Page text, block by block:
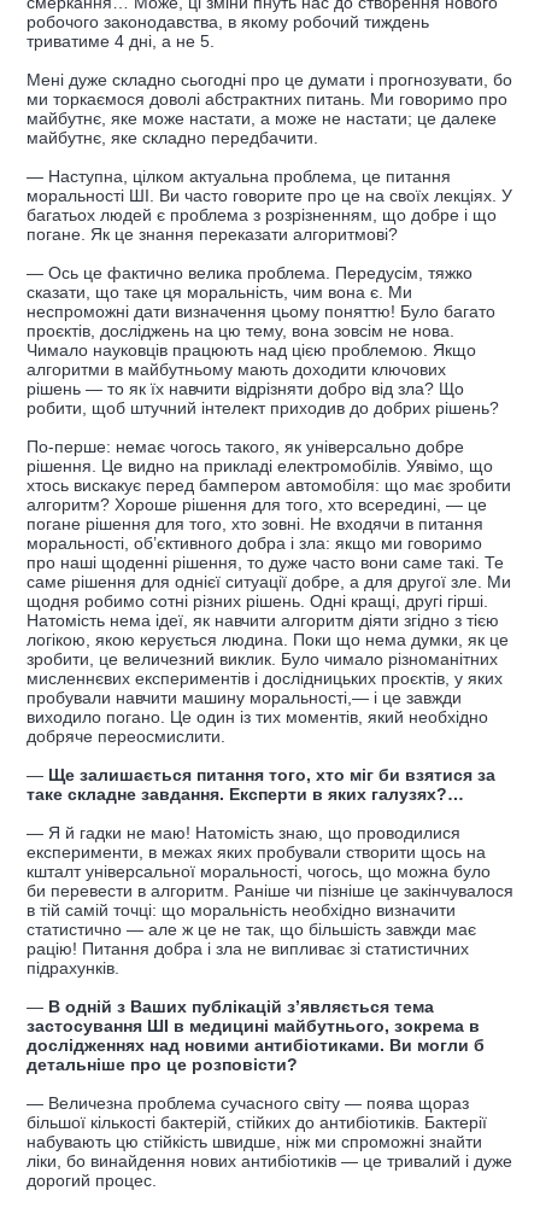
робочого законодавства, в якому робочий тиждень
триватиме 4 дні, а не 5.
Мені дуже складно сьогодні про це думати і прогнозувати, бо
ми торкаємося доволі абстрактних питань. Ми говоримо про
майбутнє, яке може настати, а може не настати; це далеке
майбутнє, яке складно передбачити.
— Наступна, цілком актуальна проблема, це питання
моральності ШІ. Ви часто говорите про це на своїх лекціях. У
багатьох людей є проблема з розрізненням, що добре і що
погане. Як це знання переказати алгоритмові?
— Ось це фактично велика проблема. Передусім, тяжко
сказати, що таке ця моральність, чим вона є. Ми
неспроможні дати визначення цьому поняттю! Було багато
проєктів, досліджень на цю тему, вона зовсім не нова.
Чимало науковців працюють над цією проблемою. Якщо
алгоритми в майбутньому мають доходити ключових
рішень — то як їх навчити відрізняти добро від зла? Що
робити, щоб штучний інтелект приходив до добрих рішень?
По-перше: немає чогось такого, як універсально добре
рішення. Це видно на прикладі електромобілів. Уявімо, що
хтось вискакує перед бампером автомобіля: що має зробити
алгоритм? Хороше рішення для того, хто всередині, — це
погане рішення для того, хто зовні. Не входячи в питання
моральності, об’єктивного добра і зла: якщо ми говоримо
про наші щоденні рішення, то дуже часто вони саме такі. Те
саме рішення для однієї ситуації добре, а для другої зле. Ми
щодня робимо сотні різних рішень. Одні кращі, другі гірші.
Натомість нема ідеї, як навчити алгоритм діяти згідно з тією
логікою, якою керується людина. Поки що нема думки, як це
зробити, це величезний виклик. Було чимало різноманітних
мисленнєвих експериментів і дослідницьких проєктів, у яких
пробували навчити машину моральності,— і це завжди
виходило погано. Це один із тих моментів, який необхідно
добряче переосмислити.
— Ще залишається питання того, хто міг би взятися за
таке складне завдання. Експерти в яких галузях?…
— Я й гадки не маю! Натомість знаю, що проводилися
експерименти, в межах яких пробували створити щось на
кшталт універсальної моральності, чогось, що можна було
би перевести в алгоритм. Раніше чи пізніше це закінчувалося
в тій самій точці: що моральність необхідно визначити
статистично — але ж це не так, що більшість завжди має
рацію! Питання добра і зла не випливає зі статистичних
підрахунків.
— В одній з Ваших публікацій з’являється тема
застосування ШІ в медицині майбутнього, зокрема в
дослідженнях над новими антибіотиками. Ви могли б
детальніше про це розповісти?
— Величезна проблема сучасного світу — поява щораз
більшої кількості бактерій, стійких до антибіотиків. Бактерії
набувають цю стійкість швидше, ніж ми спроможні знайти
ліки, бо винайдення нових антибіотиків — це тривалий і дуже
дорогий процес.